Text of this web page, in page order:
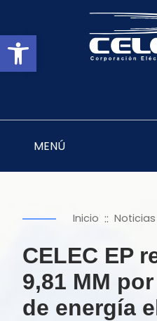
Abrir barra
MENÚ
Inicio :: Noticias
CELEC EP
9,81 MM
de energía